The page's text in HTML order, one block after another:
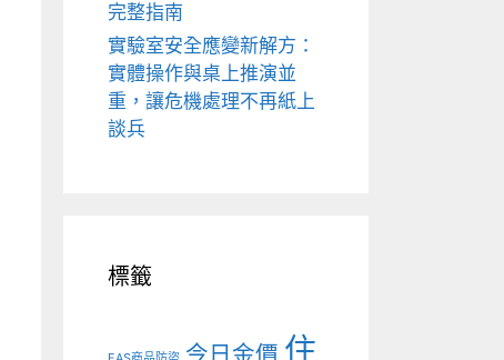
完整指南
實驗室安全應變新解方：
實體操作與桌上推演並
重，讓危機處理不再紙上
談兵
標籤
今日金價 住